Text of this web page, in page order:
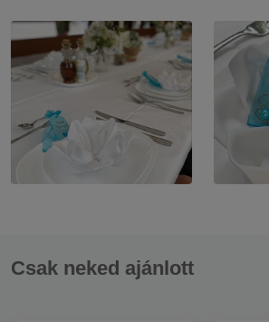
Csak neked ajánlott